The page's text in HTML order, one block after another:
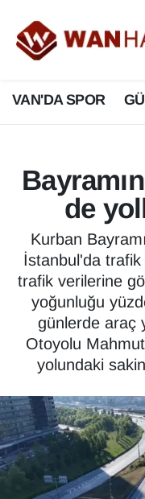
VAN'DA SPOR
de
Kurban
İstanbul'da trafik
trafik verilerine
yoğunluğu
günlerde araç
Otoyolu
yolundaki
3.SAYFA
ASAYİŞ
BİLİM VE
Biyografi
Bölge Haberleri
ÇEVRE
Deprem
Dernekler,
DÜNYA
EĞİTİM
Van Nöbetçi
Van Hava
Van Namaz
Van Trafik
Süper Lig
Tüm Manşetler
Son Dakika
Haber Arşivi